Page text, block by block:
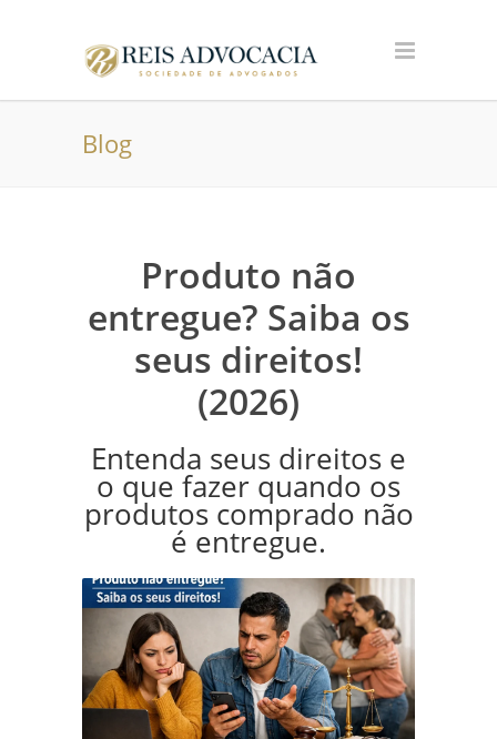
Blog
Produto não
entregue? Saiba os
seus direitos!
(2026)
Entenda seus direitos e
o que fazer quando os
produtos comprado não
é entregue.